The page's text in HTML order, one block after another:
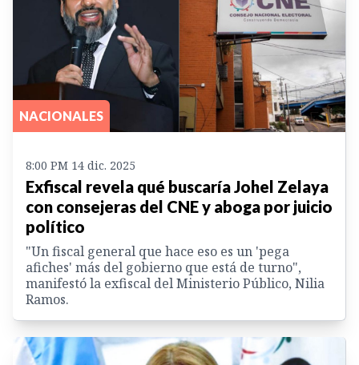
NACIONALES
8:00 PM 14 dic. 2025
Exfiscal revela qué buscaría Johel Zelaya
con consejeras del CNE y aboga por juicio
político
"Un fiscal general que hace eso es un 'pega
afiches' más del gobierno que está de turno",
manifestó la exfiscal del Ministerio Público, Nilia
Ramos.